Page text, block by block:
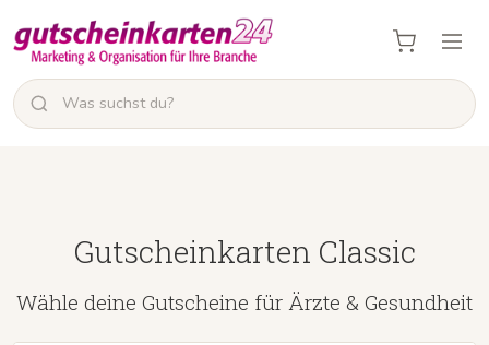
Gutscheinkarten Classic
Wähle deine Gutscheine für Ärzte & Gesundheit